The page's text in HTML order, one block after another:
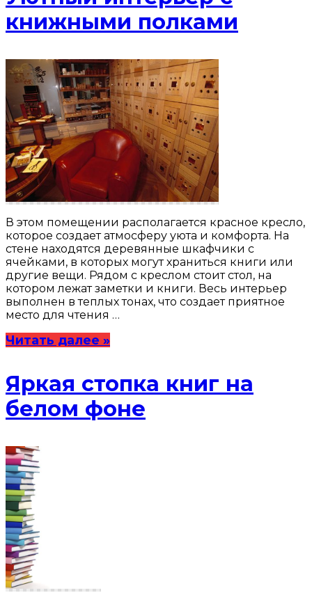
книжными полками
В этом помещении располагается красное кресло,
которое создает атмосферу уюта и комфорта. На
стене находятся деревянные шкафчики с
ячейками, в которых могут храниться книги или
другие вещи. Рядом с креслом стоит стол, на
котором лежат заметки и книги. Весь интерьер
выполнен в теплых тонах, что создает приятное
место для чтения …
Читать далее »
Яркая стопка книг на
белом фоне